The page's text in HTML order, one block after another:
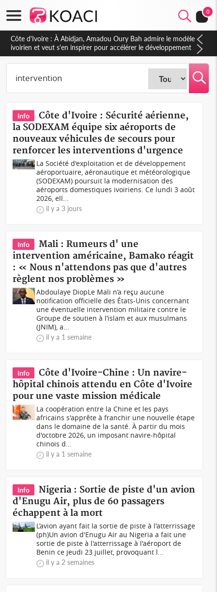
0
Côte d'Ivoire : À Abidjan, Amadou Oury Bah admire le modèle
ivoirien et veut s'en inspirer pour accélérer le développement
de la Guinée
Info
Côte d'Ivoire : Sécurité aérienne,
la SODEXAM équipe six aéroports de
nouveaux véhicules de secours pour
renforcer les interventions d'urgence
La Société d'exploitation et de développement
aéroportuaire, aéronautique et météorologique
(SODEXAM) poursuit la modernisation des
aéroports domestiques ivoiriens. Ce lundi 3 août
2026, ell...
il y a 3 jours
Info
Mali : Rumeurs d' une
intervention américaine, Bamako réagit
: « Nous n'attendons pas que d'autres
règlent nos problèmes »
Abdoulaye DiopLe Mali n’a reçu aucune
notification officielle des États-Unis concernant
une éventuelle intervention militaire contre le
Groupe de soutien à l’islam et aux musulmans
(JNIM), a...
il y a 1 semaine
Info
Côte d'Ivoire-Chine : Un navire-
hôpital chinois attendu en Côte d'Ivoire
pour une vaste mission médicale
La coopération entre la Chine et les pays
africains s'apprête à franchir une nouvelle étape
dans le domaine de la santé. À partir du mois
d'octobre 2026, un imposant navire-hôpital
chinois d...
il y a 1 semaine
Info
Nigeria : Sortie de piste d'un avion
d'Enugu Air, plus de 60 passagers
échappent à la mort
L’avion ayant fait la sortie de piste à l'atterrissage
(ph)Un avion d'Enugu Air au Nigeria a fait une
sortie de piste à l'atterrissage à l'aéroport de
Benin ce jeudi 23 juillet, provoquant l...
il y a 2 semaines